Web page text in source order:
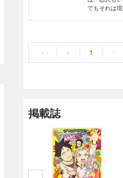
でもそれは
<< < 1 ・
掲載誌